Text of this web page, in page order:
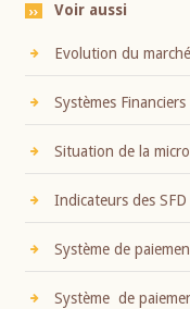
Voir aussi
Evolution du
Systèmes
Situation de la
Indicateurs des SFD
Système de
Système de